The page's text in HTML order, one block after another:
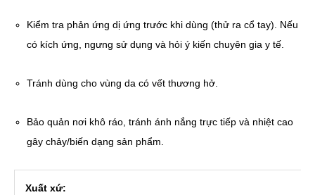
Kiểm tra phản ứng dị ứng trước khi dùng (thử ra cổ tay). Nếu
có kích ứng, ngưng sử dụng và hỏi ý kiến chuyên gia y tế.
Tránh dùng cho vùng da có vết thương hở.
Bảo quản nơi khô ráo, tránh ánh nắng trực tiếp và nhiệt cao
gây chảy/biến dạng sản phẩm.
Xuất xứ: